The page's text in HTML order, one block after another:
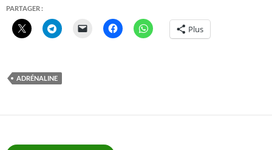
PARTAGER :
Plus
ADRÉNALINE